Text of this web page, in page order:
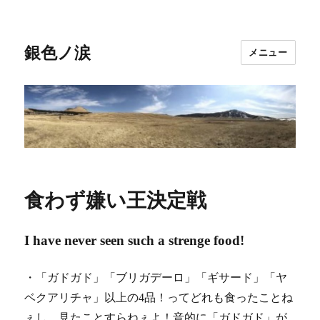
銀色ノ涙 メニュー
食わず嫌い王決定戦
I have never seen such a strenge food!
・「ガドガド」「ブリガデーロ」「ギサード」「ヤ
ベクアリチャ」以上の4品！ってどれも食ったことね